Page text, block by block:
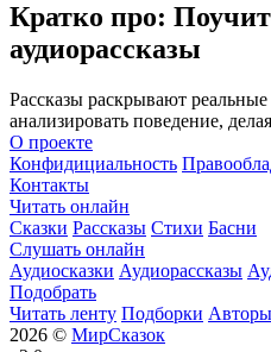
Кратко про:
аудиорассказы
Рассказы раскрывают
анализировать поведение,
О проекте
Конфидициальность
Контакты
Читать онлайн
Сказки Рассказы Стихи Басни
Слушать онлайн
Аудиосказки Аудиорассказы
Подобрать
Читать ленту Подборки Авторы
2026 © МирСказок